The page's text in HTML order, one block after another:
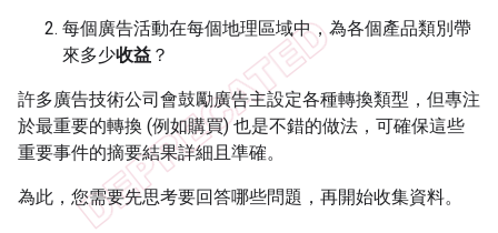
每個廣告活動在每個地理區域中，為各個產品類別帶
來多少收益 ？
許多廣告技術公司會鼓勵廣告主設定各種轉換類型，但專注
於最重要的轉換 (例如購買) 也是不錯的做法，可確保這些
重要事件的摘要結果詳細且準確。
為此，您需要先思考要回答哪些問題，再開始收集資料。